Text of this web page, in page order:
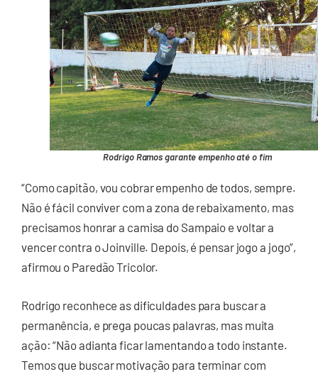
Rodrigo Ramos garante empenho até o fim
“Como capitão, vou cobrar empenho de todos, sempre.
Não é fácil conviver com a zona de rebaixamento, mas
precisamos honrar a camisa do Sampaio e voltar a
vencer contra o Joinville. Depois, é pensar jogo a jogo”,
afirmou o Paredão Tricolor.
Rodrigo reconhece as dificuldades para buscar a
permanência, e prega poucas palavras, mas muita
ação: “Não adianta ficar lamentando a todo instante.
Temos que buscar motivação para terminar com